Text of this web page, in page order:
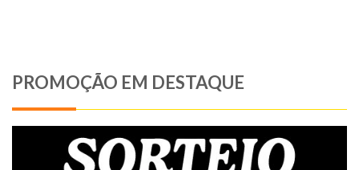
PROMOÇÃO EM DESTAQUE